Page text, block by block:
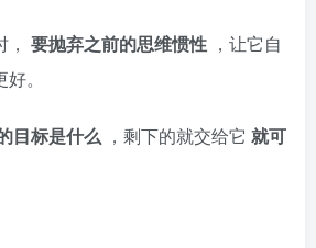
要抛弃之前的思维惯性 ，让它自
。
目标是什么 ，剩下的就交给它 就可